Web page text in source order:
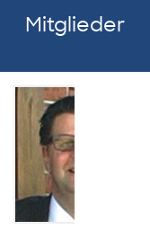
Mitglieder